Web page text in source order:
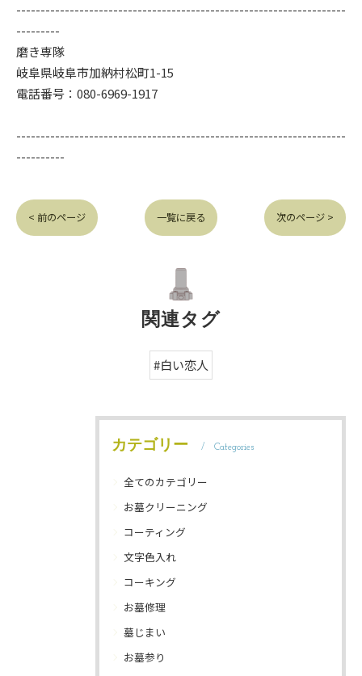
--------------------------------------------------------------------
---------
磨き専隊
岐阜県岐阜市加納村松町1-15
電話番号：080-6969-1917
--------------------------------------------------------------------
----------
< 前のページ 一覧に戻る 次のページ >
関連タグ
#白い恋人
カテゴリー Categories
全てのカテゴリー
お墓クリーニング
コーティング
文字色入れ
コーキング
お墓修理
墓じまい
お墓参り